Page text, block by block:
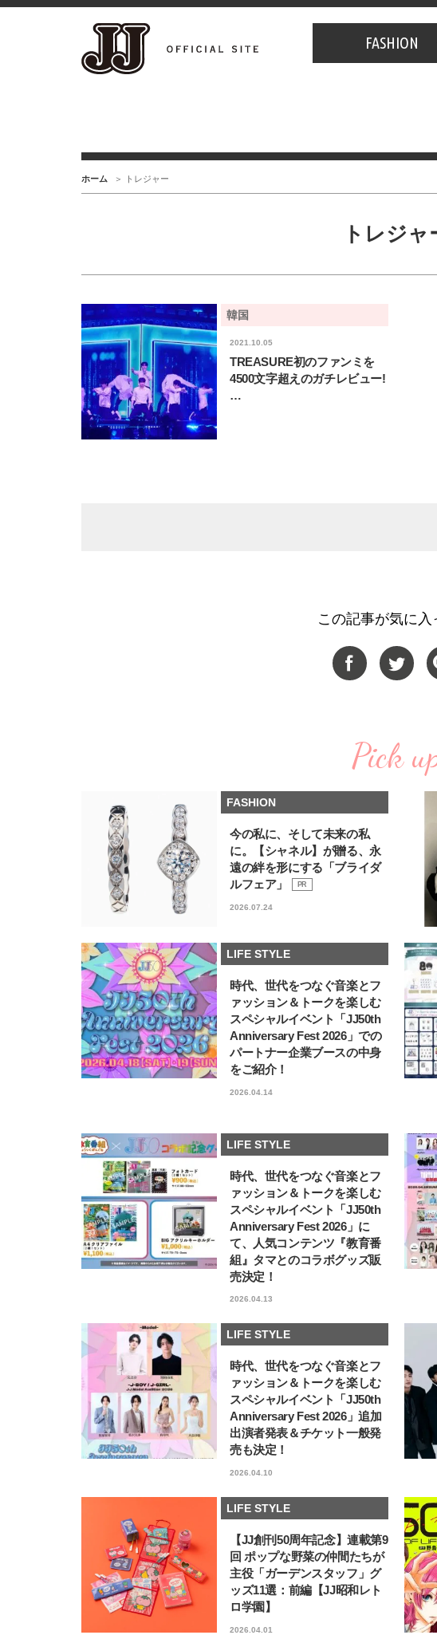
FASHION
ホーム トレジャー
トレジャ
韓国
2021.10.05
TREASURE初のファンミを
4500文字超えのガチレビュー!
…
この記事が気に入
Pick
FASHION
今の私に、そして未来の私
に。【シャネル】が贈る、永
遠の絆を形にする「ブライダ
ルフェア」
PR
2026.07.24
LIFE STYLE
時代、世代をつなぐ音楽とフ
ァッション＆トークを楽しむ
スペシャルイベント「JJ50th
Anniversary Fest 2026」での
パートナー企業ブースの中身
をご紹介！
2026.04.14
LIFE STYLE
時代、世代をつなぐ音楽とフ
ァッション＆トークを楽しむ
スペシャルイベント「JJ50th
Anniversary Fest 2026」に
て、人気コンテンツ『教育番
組』タマとのコラボグッズ販
売決定！
2026.04.13
LIFE STYLE
時代、世代をつなぐ音楽とフ
ァッション＆トークを楽しむ
スペシャルイベント「JJ50th
Anniversary Fest 2026」追加
出演者発表＆チケット一般発
売も決定！
2026.04.10
LIFE STYLE
【JJ創刊50周年記念】連載第9
回 ポップな野菜の仲間たちが
主役「ガーデンスタッフ」グ
ッズ11選：前編【JJ昭和レト
ロ学園】
2026.04.01
【体験レポ】 ニ
uka新店舗「
Share」でネイ
フタヌーンテ
ットも
【J’s Picks】
着いた…J-BOY
い“オールイン
ューティ＆ファ
徹底した日焼
ばん大切なのは
ファッション夏
【注目アーティ
て？】自称“コ
い”のポーチの
す！
2026.01.30
BEAUTY